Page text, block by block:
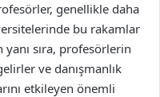
genellikle daha
bu rakamlar
sıra, profesörlerin
ve danışmanlık
etkileyen önemli